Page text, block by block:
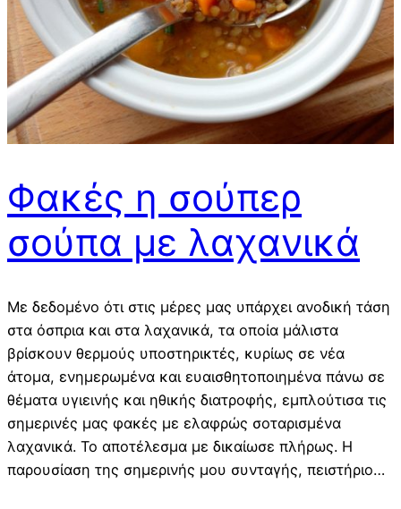
Φακές η σούπερ
σούπα με λαχανικά
Με δεδομένο ότι στις μέρες μας υπάρχει ανοδική τάση
στα όσπρια και στα λαχανικά, τα οποία μάλιστα
βρίσκουν θερμούς υποστηρικτές, κυρίως σε νέα
άτομα, ενημερωμένα και ευαισθητοποιημένα πάνω σε
θέματα υγιεινής και ηθικής διατροφής, εμπλούτισα τις
σημερινές μας φακές με ελαφρώς σοταρισμένα
λαχανικά. Το αποτέλεσμα με δικαίωσε πλήρως. Η
παρουσίαση της σημερινής μου συνταγής, πειστήριο…